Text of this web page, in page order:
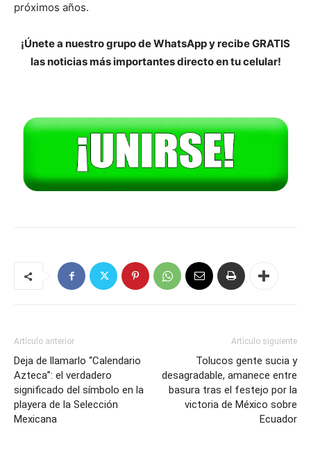
próximos años.
¡Únete a nuestro grupo de WhatsApp y recibe GRATIS
las noticias más importantes directo en tu celular!
Artículo anterior
Deja de llamarlo “Calendario
Azteca”: el verdadero
significado del símbolo en la
playera de la Selección
Mexicana
Artículo siguiente
Tolucos gente sucia y
desagradable, amanece entre
basura tras el festejo por la
victoria de México sobre
Ecuador